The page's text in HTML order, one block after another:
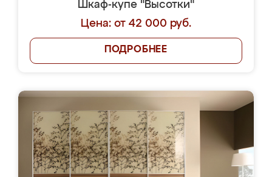
Шкаф-купе "Высотки"
Цена: от 42 000 руб.
ПОДРОБНЕЕ